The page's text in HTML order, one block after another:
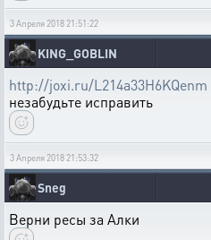
3 Апреля 2018 21:51:22
KING_GOBLIN
http://joxi.ru/L214a33H6KQenm
незабудьте исправить
3 Апреля 2018 21:53:32
Sneg
Верни ресы за Алки